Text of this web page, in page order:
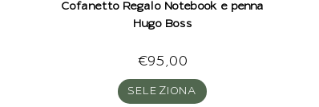
Cofanetto Regalo Notebook e penna
Hugo Boss
€95,00
SELEZIONA